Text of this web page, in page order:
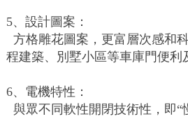
5、設計圖案：
方格雕花圖案，更富層次感和
程建築、別墅小區等車庫門便利
6、電機特性：
與眾不同軟性開閉技術性，即“